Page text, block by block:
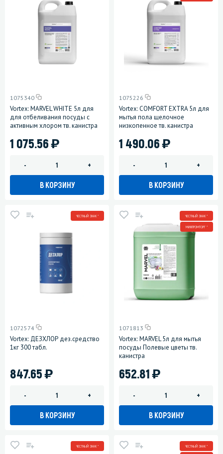
1075340
Vortex: MARVEL WHITE 5л для
для отбеливания посуды с
активным хлором тв. канистра
1 075.56)
- +
В КОРЗИНУ
1075226
Vortex: COMFORT EXTRA 5л для
мытья пола щелочное
низкопенное тв. канистра
1 490.06)
- +
В КОРЗИНУ
ЧЕСТНЫЙ ЗНАК *
1072574
Vortex: ДЕЗХЛОР дез.средство
1кг 300 табл.
847.65)
- +
В КОРЗИНУ
ЧЕСТНЫЙ ЗНАК *
МИНПРОМТОРГ *
1071813
Vortex: MARVEL 5л для мытья
посуды Полевые цветы тв.
канистра
652.81)
- +
В КОРЗИНУ
ЧЕСТНЫЙ ЗНАК * ЧЕСТНЫЙ ЗНАК *